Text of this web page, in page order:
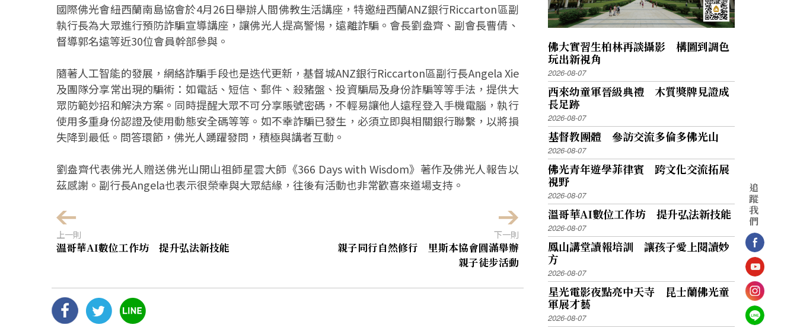
國際佛光會紐西蘭南島協會於4月26日舉辦人間佛教生活講座，特邀紐西蘭ANZ銀行Riccarton區副
執行長為大眾進行預防詐騙宣導講座，讓佛光人提高警惕，遠離詐騙。會長劉盎齊、副會長曹倩、
督導郭名遠等近30位會員幹部參與。
隨著人工智能的發展，網絡詐騙手段也是迭代更新，基督城ANZ銀行Riccarton區副行長Angela Xie
及團隊分享常出現的騙術：如電話、短信、郵件、殺豬盤、投資騙局及身份詐騙等等手法，提供大
眾防範妙招和解決方案。同時提醒大眾不可分享賬號密碼，不輕易讓他人遠程登入手機電腦，執行
使用多重身份認證及使用動態安全碼等等。如不幸詐騙已發生，必須立即與相關銀行聯繫，以將損
失降到最低。問答環節，佛光人踴躍發問，積極與講者互動。
劉盎齊代表佛光人贈送佛光山開山祖師星雲大師《366 Days with Wisdom》著作及佛光人報告以
茲感謝。副行長Angela也表示很榮幸與大眾結緣，往後有活動也非常歡喜來道場支持。
上一則
溫哥華AI數位工作坊 提升弘法新技能
下一則
親子同行自然修行 里斯本協會圓滿舉辦
親子徒步活動
佛大實習生柏林再談攝影 構圖到調色
玩出新視角
2026-08-07
西來幼童軍晉級典禮 木質獎牌見證成
長足跡
2026-08-07
基督教團體 參訪交流多倫多佛光山
2026-08-07
佛光青年遊學菲律賓 跨文化交流拓展
視野
2026-08-07
溫哥華AI數位工作坊 提升弘法新技能
2026-08-07
鳳山講堂讀報培訓 讓孩子愛上閱讀妙
方
2026-08-07
星光電影夜點亮中天寺 昆士蘭佛光童
軍展才藝
2026-08-07
追
蹤
我
們